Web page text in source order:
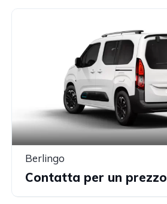
Berlingo
Contatta per un prezzo